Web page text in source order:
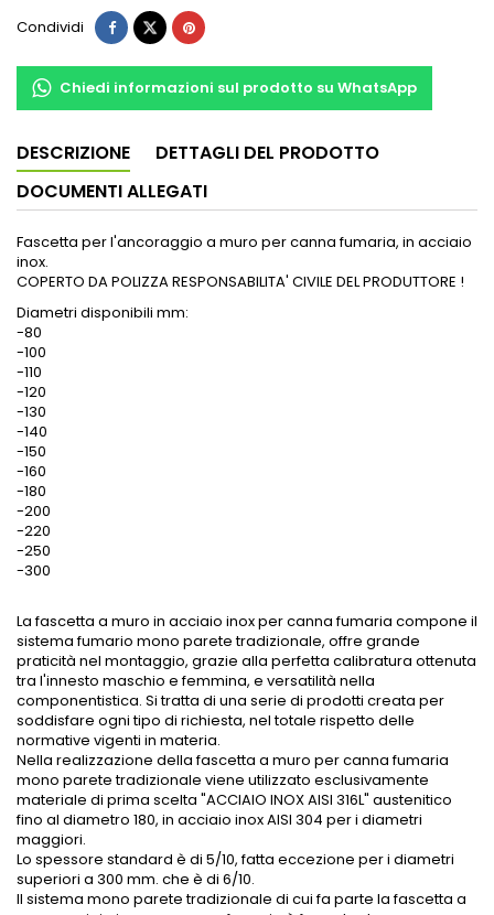
Condividi
Chiedi informazioni sul prodotto su WhatsApp
DESCRIZIONE
DETTAGLI DEL PRODOTTO
DOCUMENTI ALLEGATI
Fascetta per l'ancoraggio a muro per canna fumaria, in acciaio
inox.
COPERTO DA POLIZZA RESPONSABILITA' CIVILE DEL PRODUTTORE !
Diametri disponibili mm:
-80
-100
-110
-120
-130
-140
-150
-160
-180
-200
-220
-250
-300
La fascetta a muro in acciaio inox per canna fumaria compone il
sistema fumario mono parete tradizionale, offre grande
praticità nel montaggio, grazie alla perfetta calibratura ottenuta
tra l'innesto maschio e femmina, e versatilità nella
componentistica. Si tratta di una serie di prodotti creata per
soddisfare ogni tipo di richiesta, nel totale rispetto delle
normative vigenti in materia.
Nella realizzazione della fascetta a muro per canna fumaria
mono parete tradizionale viene utilizzato esclusivamente
materiale di prima scelta "ACCIAIO INOX AISI 316L" austenitico
fino al diametro 180, in acciaio inox AISI 304 per i diametri
maggiori.
Lo spessore standard è di 5/10, fatta eccezione per i diametri
superiori a 300 mm. che è di 6/10.
Il sistema mono parete tradizionale di cui fa parte la fascetta a